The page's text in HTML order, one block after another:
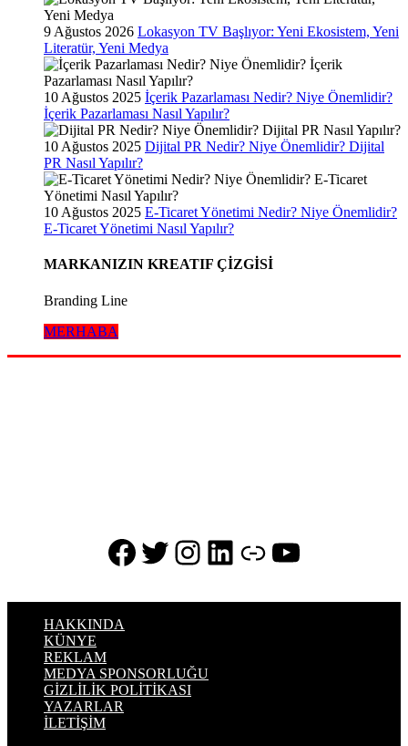
9 Ağustos 2026 Lokasyon TV Başlıyor: Yeni Ekosistem, Yeni
Literatür, Yeni Medya
10 Ağustos 2025 İçerik Pazarlaması Nedir? Niye Önemlidir?
İçerik Pazarlaması Nasıl Yapılır?
10 Ağustos 2025 Dijital PR Nedir? Niye Önemlidir? Dijital
PR Nasıl Yapılır?
10 Ağustos 2025 E-Ticaret Yönetimi Nedir? Niye Önemlidir?
E-Ticaret Yönetimi Nasıl Yapılır?
MARKANIZIN KREATIF ÇİZGİSİ
Branding Line
MERHABA
Facebook
Twitter
Instagram
LinkedIn
Bağlantı
YouTube
HAKKINDA
KÜNYE
REKLAM
MEDYA SPONSORLUĞU
GİZLİLİK POLİTİKASI
YAZARLAR
İLETİŞİM